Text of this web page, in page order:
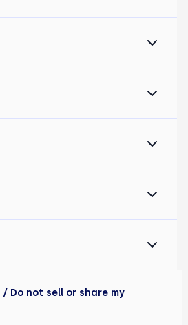
/ Do not sell or share my